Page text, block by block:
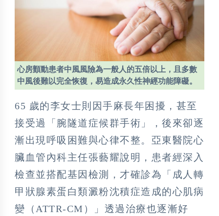
心房顫動患者中風風險為一般人的五倍以上，且多數
中風後難以完全恢復，易造成永久性神經功能障礙。
65 歲的李女士則因手麻長年困擾，甚至
接受過「腕隧道症候群手術」，後來卻逐
漸出現呼吸困難與心律不整。亞東醫院心
臟血管內科主任張藝耀說明，患者經深入
檢查並搭配基因檢測，才確診為「成人轉
甲狀腺素蛋白類澱粉沈積症造成的心肌病
變（ATTR-CM）」透過治療也逐漸好